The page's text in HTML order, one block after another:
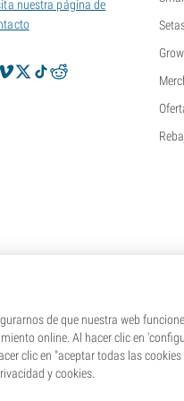
Club
nuestra página de
de que nuestra web
online. Al hacer clic en
clic en "aceptar todas las
y cookies.
* Nuestras semillas se venden como